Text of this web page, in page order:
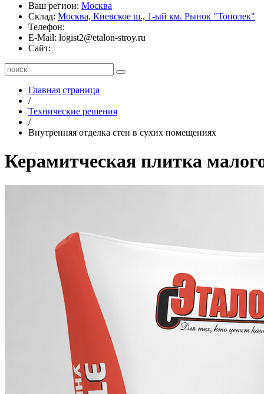
Ваш регион: Москва
Склад: Москва, Киевское ш., 1-ый км. Рынок "Тополек"
Телефон:
E-Mail: logist2@etalon-stroy.ru
Сайт:
Главная страница
/
Технические решения
/
Внутренняя отделка стен в сухих помещениях
Керамитческая плитка